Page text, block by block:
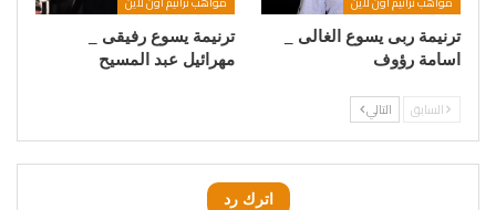
ترنيمة ربى يسوع الغالى _
اسامة رؤوف
ترنيمة يسوع رفيقى _
مهرائيل عبد المسيح
السابق التالي
اترك رد